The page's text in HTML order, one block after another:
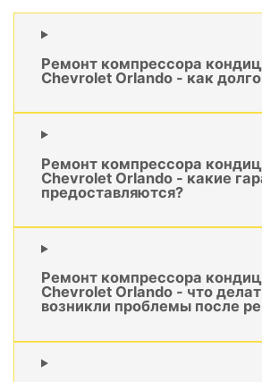
Ремонт компрессора
Chevrolet Orlando - как
Ремонт компрессора
Chevrolet Orlando - какие
предоставляются?
Ремонт компрессора
Chevrolet Orlando - что
возникли проблемы после